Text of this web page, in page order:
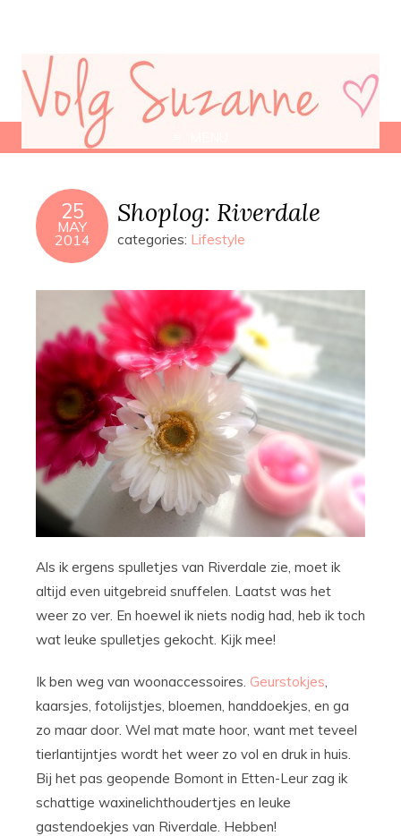
25
MAY
2014
Shoplog: Riverdale
categories: Lifestyle
Als ik ergens spulletjes van Riverdale zie, moet ik
altijd even uitgebreid snuffelen. Laatst was het
weer zo ver. En hoewel ik niets nodig had, heb ik toch
wat leuke spulletjes gekocht. Kijk mee!
Ik ben weg van woonaccessoires. Geurstokjes,
kaarsjes, fotolijstjes, bloemen, handdoekjes, en ga
zo maar door. Wel mat mate hoor, want met teveel
tierlantijntjes wordt het weer zo vol en druk in huis.
Bij het pas geopende Bomont in Etten-Leur zag ik
schattige waxinelichthoudertjes en leuke
gastendoekjes van Riverdale. Hebben!